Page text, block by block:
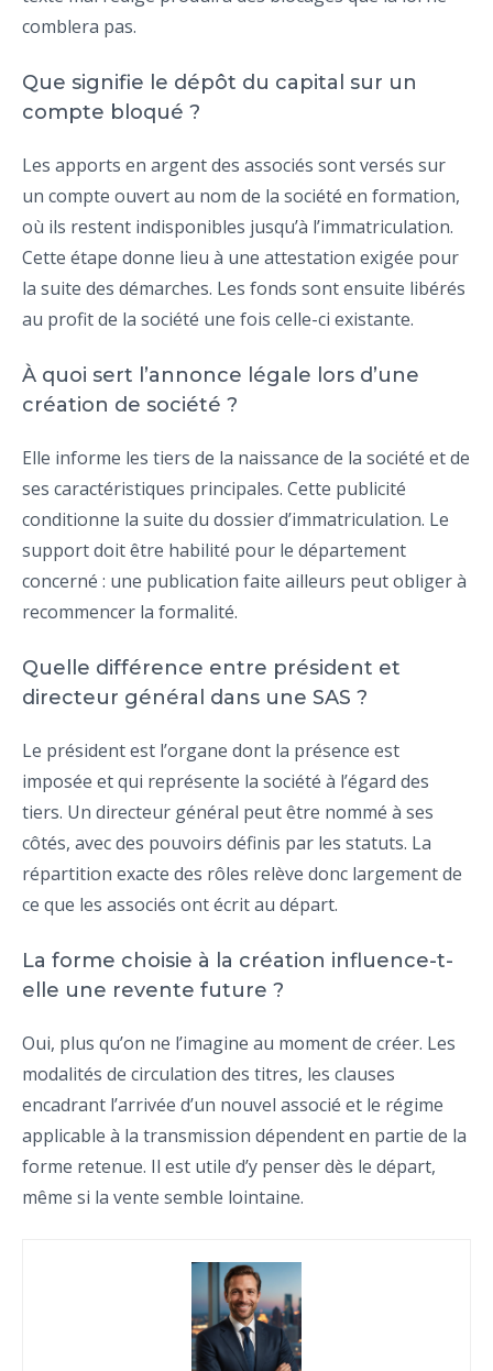
comblera pas.
Que signifie le dépôt du capital sur un
compte bloqué ?
Les apports en argent des associés sont versés sur
un compte ouvert au nom de la société en formation,
où ils restent indisponibles jusqu’à l’immatriculation.
Cette étape donne lieu à une attestation exigée pour
la suite des démarches. Les fonds sont ensuite libérés
au profit de la société une fois celle-ci existante.
À quoi sert l’annonce légale lors d’une
création de société ?
Elle informe les tiers de la naissance de la société et de
ses caractéristiques principales. Cette publicité
conditionne la suite du dossier d’immatriculation. Le
support doit être habilité pour le département
concerné : une publication faite ailleurs peut obliger à
recommencer la formalité.
Quelle différence entre président et
directeur général dans une SAS ?
Le président est l’organe dont la présence est
imposée et qui représente la société à l’égard des
tiers. Un directeur général peut être nommé à ses
côtés, avec des pouvoirs définis par les statuts. La
répartition exacte des rôles relève donc largement de
ce que les associés ont écrit au départ.
La forme choisie à la création influence-t-
elle une revente future ?
Oui, plus qu’on ne l’imagine au moment de créer. Les
modalités de circulation des titres, les clauses
encadrant l’arrivée d’un nouvel associé et le régime
applicable à la transmission dépendent en partie de la
forme retenue. Il est utile d’y penser dès le départ,
même si la vente semble lointaine.